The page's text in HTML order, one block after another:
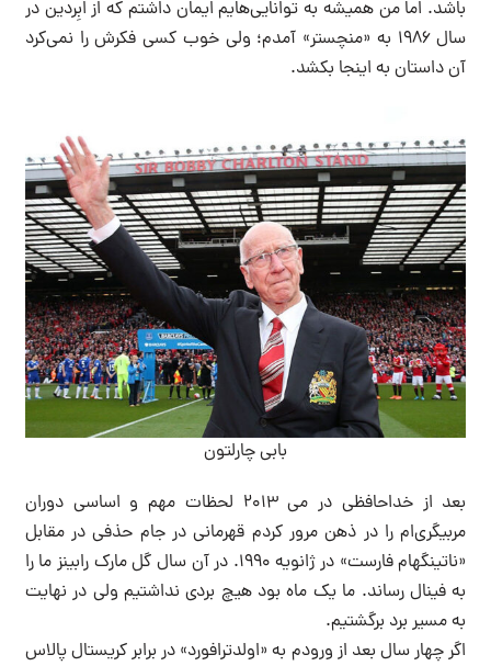
باشد. اما من همیشه به توانایی‌هایم ایمان داشتم که از اَبِردین در
سال ۱۹۸۶ به «منچستر» آمدم؛ ولی خوب کسی فکرش را نمی‌کرد
آن داستان به اینجا بکشد.
بابی چارلتون
بعد از خداحافظی در می ۲۰۱۳ لحظات مهم و اساسی دوران
مربیگری‌ام را در ذهن مرور کردم قهرمانی در جام حذفی در مقابل
«ناتینگهام فارست» در ژانویه ۱۹۹۰. در آن سال گل مارک رابینز ما را
به فینال رساند. ما یک ماه بود هیچ بردی نداشتیم ولی در نهایت
به مسیر برد برگشتیم.
اگر چهار سال بعد از ورودم به «اولدترافورد» در برابر کریستال پالاس